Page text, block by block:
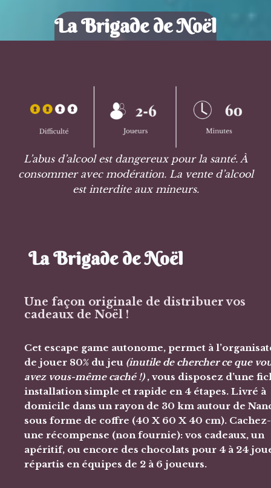
La Brigade de Noël
L’abus d’alcool est dangereux pour la santé. À
consommer avec modération. La vente d’alcool
est interdite aux mineurs.
La Brigadede Noël
Une façon originale de distribuer vos
cadeaux de Noël !
Cet escape game autonome, permet à
de jouer 80% du jeu (inutile de chercher ce que
avez vous-même caché !) , vous disposez d’une
installation simple et rapide en 4 étapes. Livré à
domicile dans un rayon de 30 km autour de
sous forme de coffre (40 X 60 X 40 cm).
une récompense (non fournie): vos cadeaux, un
apéritif, ou encore des chocolats pour 4 à 24
répartis en équipes de 2 à 6 joueurs.